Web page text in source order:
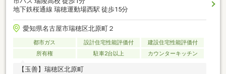
地下鉄桜通線 瑞穂運動場西駅 徒歩15分
愛知県名古屋市瑞穂区北原町２
都市ガス 設計住宅性能評価付
建設住宅性能評価付
所有権
駐車2台以上 カウンターキッチン
【玉善】瑞穂区北原町